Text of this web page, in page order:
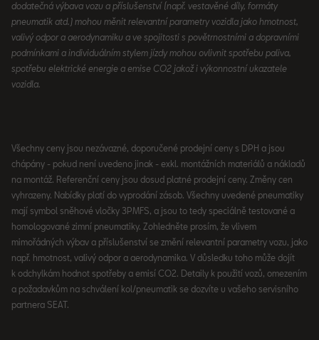
dodatečná výbava vozu a příslušenství (např. vestavěné díly, formáty
pneumatik atd.) mohou měnit relevantní parametry vozidla jako hmotnost,
valivý odpor a aerodynamiku a ve spojitosti s povětrnostními a dopravními
podmínkami a individuálním stylem jízdy mohou ovlivnit spotřebu paliva,
spotřebu elektrické energie a emise CO2 jakož i výkonnostní ukazatele
vozidla.
Všechny ceny jsou nezávazné, doporučené prodejní ceny s DPH a jsou
chápány - pokud není uvedeno jinak - exkl. montážních materiálů a nákladů
na montáž. Referenční ceny jsou dosud platné prodejní ceny. Změny cen
vyhrazeny. Nabídky platí do vyprodání zásob. Všechny uvedené pneumatiky
mají symbol sněhové vločky 3PMFS, a jsou to tedy speciálně testované a
homologované zimní pneumatiky. Zohledněte prosím, že vlivem
mimořádných výbav a příslušenství se změní relevantní parametry vozu, jako
např. hmotnost, valivý odpor a aerodynamika. V důsledku toho může dojít
k odchylkám hodnot spotřeby a emisí CO2. Detaily k použití vozů, omezením
a požadavkům na schválení kol/pneumatik se dozvíte u vašeho servisního
partnera SEAT.